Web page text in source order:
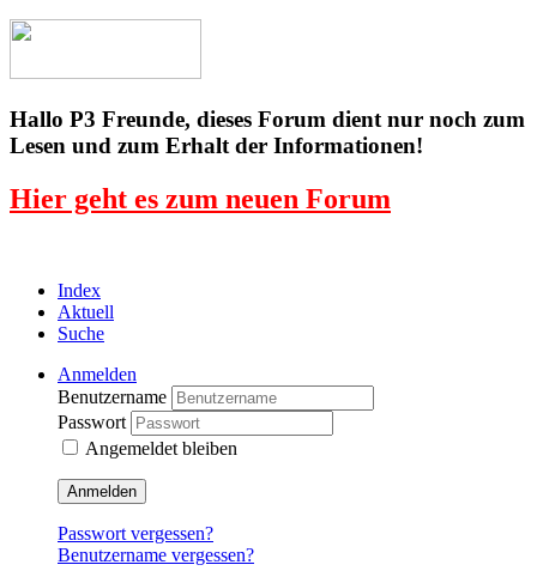
Hallo P3 Freunde, dieses Forum dient nur noch zum
Lesen und zum Erhalt der Informationen!
Hier geht es zum neuen Forum
Index
Aktuell
Suche
Anmelden
Benutzername
Passwort
Angemeldet bleiben
Anmelden
Passwort vergessen?
Benutzername vergessen?